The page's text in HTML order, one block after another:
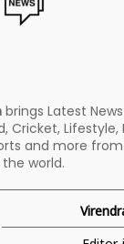
brings Latest
Cricket,
and more from
world.